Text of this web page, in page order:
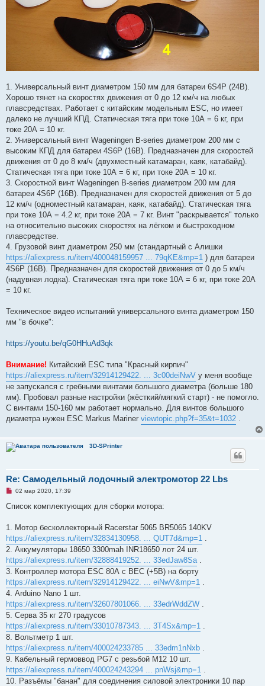
1. Универсальный винт диаметром 150 мм для батареи 6S4P (24В).
Хорошо тянет на скоростях движения от 0 до 12 км/ч на любых
плавсредствах. Работает с китайским модельным ESC, но имеет
далеко не лучший КПД. Статическая тяга при токе 10А = 6 кг, при
токе 20А = 10 кг.
2. Универсальный винт Wageningen B-series диаметром 200 мм с
высоким КПД для батареи 4S6P (16В). Предназначен для скоростей
движения от 0 до 8 км/ч (двухместный катамаран, каяк, катабайд).
Статическая тяга при токе 10А = 6 кг, при токе 20А = 10 кг.
3. Скоростной винт Wageningen B-series диаметром 200 мм для
батареи 4S6P (16В). Предназначен для скоростей движения от 5 до
12 км/ч (одноместный катамаран, каяк, катабайд). Статическая тяга
при токе 10А = 4.2 кг, при токе 20А = 7 кг. Винт "раскрывается" только
на относительно высоких скоростях на лёгком и быстроходном
плавсредстве.
4. Грузовой винт диаметром 250 мм (стандартный с Алишки
https://aliexpress.ru/item/400048159957 ... 79qKE&mp=1 ) для батареи
4S6P (16В). Предназначен для скоростей движения от 0 до 5 км/ч
(надувная лодка). Статическая тяга при токе 10А = 6 кг, при токе 20А
= 10 кг.
Техническое видео испытаний универсального винта диаметром 150
мм "в бочке":
https://youtu.be/qG0HHuAd3qk
Внимание! Китайский ESC типа "Красный кирпич"
https://aliexpress.ru/item/32914129422. ... 3c00deiNwV у меня вообще
не запускался с гребными винтами большого диаметра (больше 180
мм). Пробовал разные настройки (жёсткий/мягкий старт) - не помогло.
С винтами 150-160 мм работает нормально. Для винтов большого
диаметра нужен ESC Markus Mariner viewtopic.php?f=35&t=1032 .
3D-SPrinter
Re: Самодельный лодочный электромотор 22 Lbs
Н
п
ч
т
а
н
н
о
е
с
о
о
б
щ
е
н
и
е
02 мар 2020, 17:39
Список комплектующих для сборки мотора:
1. Мотор бесколлекторный Racerstar 5065 BR5065 140KV
https://aliexpress.ru/item/32834130958. ... QUT7d&mp=1
2. Аккумуляторы 18650 3300mah INR18650 лот 24 шт.
https://aliexpress.ru/item/32888419252. ... 33edJaw8Sa
3. Контроллер мотора ESC 80А с BEC (+5В) на борту
https://aliexpress.ru/item/32914129422. ... eiNwV&mp=1
4. Arduino Nano 1 шт.
https://aliexpress.ru/item/32607801066. ... 33edrWddZW
5. Серва 35 кг 270 градусов
https://aliexpress.ru/item/33010787343. ... 3T4Sx&mp=1
8. Вольтметр 1 шт.
https://aliexpress.ru/item/400024233785 ... 33edm1nNxb
9. Кабельный гермоввод PG7 с резьбой М12 10 шт.
https://aliexpress.ru/item/400024243294 ... pnWsj&mp=1
10. Разъёмы "банан" для соединения силовой электроники 10 пар